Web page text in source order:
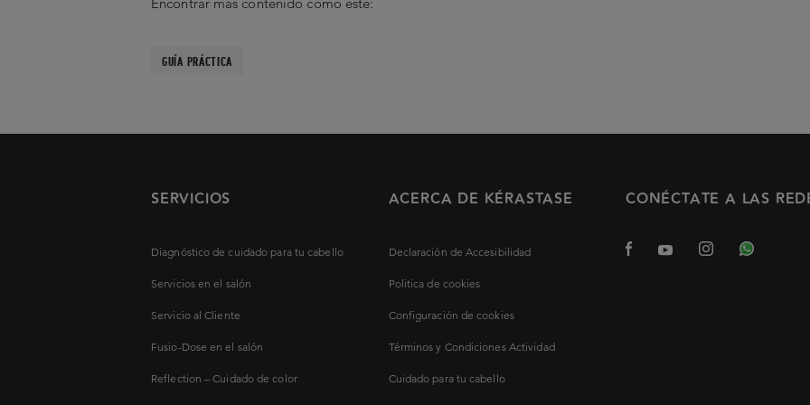
GUÍA PRÁCTICA
SERVICIOS
Diagnóstico de cuidado para tu cabello
Servicios en el salón
Servicio al Cliente
Fusio-Dose en el salón
Reflection – Cuidado de color
ACERCA DE KÉRASTASE
Declaración de Accesibilidad
Politica de cookies
Configuración de cookies
Términos y Condiciones Actividad
Cuidado para tu cabello
CONÉCTATE A LAS